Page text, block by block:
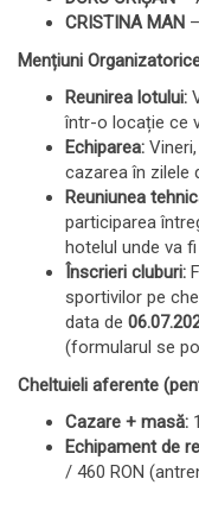
CRISTINA MAN
Mențiuni
Reunirea lotului:
într-o locație ce
Echiparea: Vineri,
cazarea în zilele
Reuniunea
participarea
hotelul unde va
Înscrieri cluburi:
sportivilor pe
data de
(formularul se
Cheltuieli aferente
Cazare + masă:
Echipament de
/ 460 RON